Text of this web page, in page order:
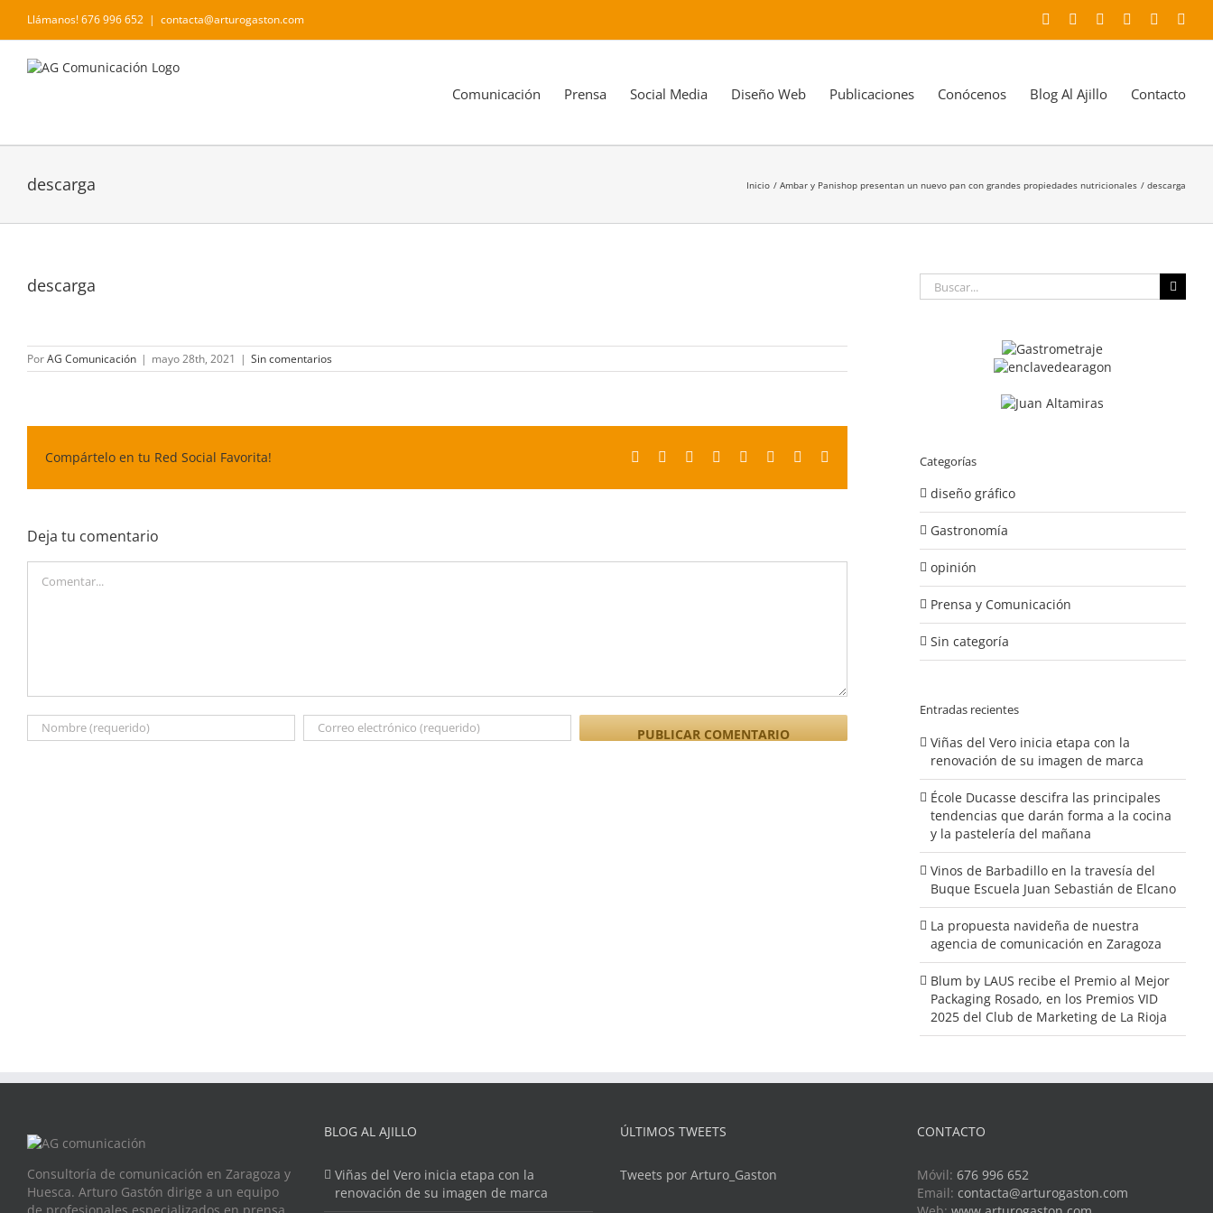
contenido
Llámanos! 676 996 652 | contacta@arturogaston.com Facebook YouTubeInstagramLinkedIn
Comunicación Prensa Social Media Diseño Web Publicaciones Conócenos Blog Al Ajillo Contacto
descarga Inicio Ambar y Panishop presentan un nuevo pan con grandes propiedades nutricionales descarga
descarga
PorAG Comunicación | mayo 28th, 2021 | Sin comentarios
Compártelo en tu Red Social Favorita! Facebook Reddit LinkedIn
TumblrPinterest
Deja tu comentario
Buscar:
Categorías
diseño gráfico
Gastronomía
opinión
Prensa y Comunicación
Sin categoría
Entradas recientes
Viñas del Vero inicia etapa con la
renovación de su imagen de marca
École Ducasse descifra las principales
tendencias que darán forma a la cocina
y la pastelería del mañana
Vinos de Barbadillo en la travesía del
Buque Escuela Juan Sebastián de Elcano
La propuesta navideña de nuestra
agencia de comunicación en Zaragoza
Blum by LAUS recibe el Premio al Mejor
Packaging Rosado, en los Premios VID
2025 del Club de Marketing de La Rioja
Consultoría de comunicación en Zaragoza y
Huesca. Arturo Gastón dirige a un equipo
de profesionales especializados en prensa,
BLOG AL AJILLO
Viñas del Vero inicia etapa con la
renovación de su imagen de marca
ÚLTIMOS TWEETS
Tweets por Arturo_Gaston
CONTACTO
Móvil: 676 996 652
Email: contacta@arturogaston.com